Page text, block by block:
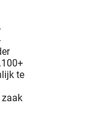
te
zaak